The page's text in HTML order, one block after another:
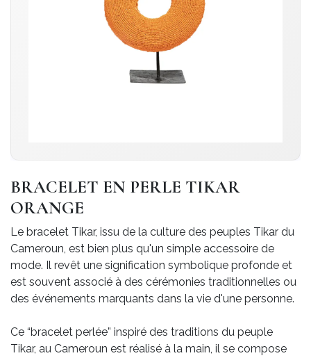
BRACELET EN PERLE TIKAR
ORANGE
Le bracelet Tikar, issu de la culture des peuples Tikar du
Cameroun, est bien plus qu'un simple accessoire de
mode. Il revêt une signification symbolique profonde et
est souvent associé à des cérémonies traditionnelles ou
des événements marquants dans la vie d'une personne.
Ce “bracelet perlée” inspiré des traditions du peuple
Tikar, au Cameroun est réalisé à la main, il se compose